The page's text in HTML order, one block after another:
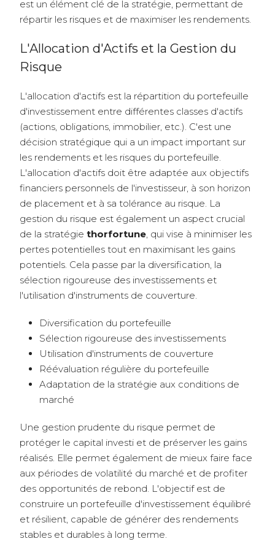
est un élément clé de la stratégie, permettant de
répartir les risques et de maximiser les rendements.
L'Allocation d'Actifs et la Gestion du
Risque
L'allocation d'actifs est la répartition du portefeuille
d'investissement entre différentes classes d'actifs
(actions, obligations, immobilier, etc.). C'est une
décision stratégique qui a un impact important sur
les rendements et les risques du portefeuille.
L'allocation d'actifs doit être adaptée aux objectifs
financiers personnels de l'investisseur, à son horizon
de placement et à sa tolérance au risque. La
gestion du risque est également un aspect crucial
de la stratégie thorfortune, qui vise à minimiser les
pertes potentielles tout en maximisant les gains
potentiels. Cela passe par la diversification, la
sélection rigoureuse des investissements et
l'utilisation d'instruments de couverture.
Diversification du portefeuille
Sélection rigoureuse des investissements
Utilisation d'instruments de couverture
Réévaluation régulière du portefeuille
Adaptation de la stratégie aux conditions de
marché
Une gestion prudente du risque permet de
protéger le capital investi et de préserver les gains
réalisés. Elle permet également de mieux faire face
aux périodes de volatilité du marché et de profiter
des opportunités de rebond. L'objectif est de
construire un portefeuille d'investissement équilibré
et résilient, capable de générer des rendements
stables et durables à long terme.